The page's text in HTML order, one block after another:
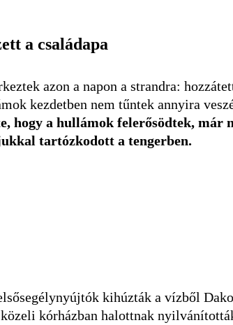
a családapa
azon a napon a strandra:
kezdetben nem tűntek annyira
hogy a hullámok felerősödtek, már
tartózkodott a tengerben.
kihúzták a vízből
kórházban halottnak